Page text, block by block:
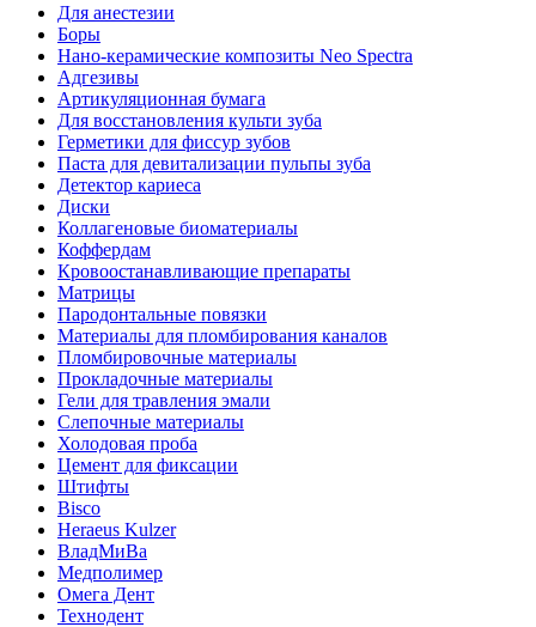
Для анестезии
Боры
Нано-керамические композиты Neo Spectra
Адгезивы
Артикуляционная бумага
Для восстановления культи зуба
Герметики для фиссур зубов
Паста для девитализации пульпы зуба
Детектор кариеса
Диски
Коллагеновые биоматериалы
Коффердам
Кровоостанавливающие препараты
Матрицы
Пародонтальные повязки
Материалы для пломбирования каналов
Пломбировочные материалы
Прокладочные материалы
Гели для травления эмали
Слепочные материалы
Холодовая проба
Цемент для фиксации
Штифты
Bisco
Heraeus Kulzer
ВладМиВа
Медполимер
Омега Дент
Технодент